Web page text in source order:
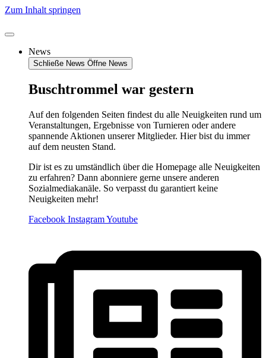
Zum Inhalt springen
News
Schließe News Öffne News
Buschtrommel war gestern
Auf den folgenden Seiten findest du alle Neuigkeiten rund um
Veranstaltungen, Ergebnisse von Turnieren oder andere
spannende Aktionen unserer Mitglieder. Hier bist du immer
auf dem neusten Stand.
Dir ist es zu umständlich über die Homepage alle Neuigkeiten
zu erfahren? Dann abonniere gerne unsere anderen
Sozialmediakanäle. So verpasst du garantiert keine
Neuigkeiten mehr!
Facebook InstagramYoutube